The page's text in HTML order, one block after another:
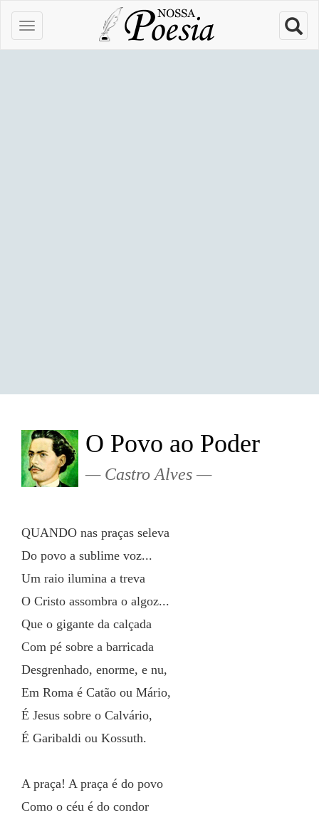
O Povo ao Poder
Castro Alves
QUANDO nas praças seleva
Do povo a sublime voz...
Um raio ilumina a treva
O Cristo assombra o algoz...
Que o gigante da calçada
Com pé sobre a barricada
Desgrenhado, enorme, e nu,
Em Roma é Catão ou Mário,
É Jesus sobre o Calvário,
É Garibaldi ou Kossuth.
A praça! A praça é do povo
Como o céu é do condor